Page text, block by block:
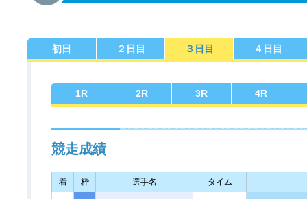
今節の進入コース別成績
佐賀支部選手一覧 記念競走優勝選手一覧
初日 ２日目 ３日目 ４日目
1R 2R 3R 4R
競走成績
着 枠 選手名 タイム